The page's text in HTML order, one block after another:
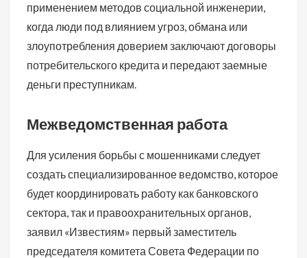
применением методов социальной инженерии,
когда люди под влиянием угроз, обмана или
злоупотребления доверием заключают договоры
потребительского кредита и передают заемные
деньги преступникам.
Межведомственная работа
Для усиления борьбы с мошенниками следует
создать специализированное ведомство, которое
будет координировать работу как банковского
сектора, так и правоохранительных органов,
заявил «Известиям» первый заместитель
председателя комитета Совета Федерации по